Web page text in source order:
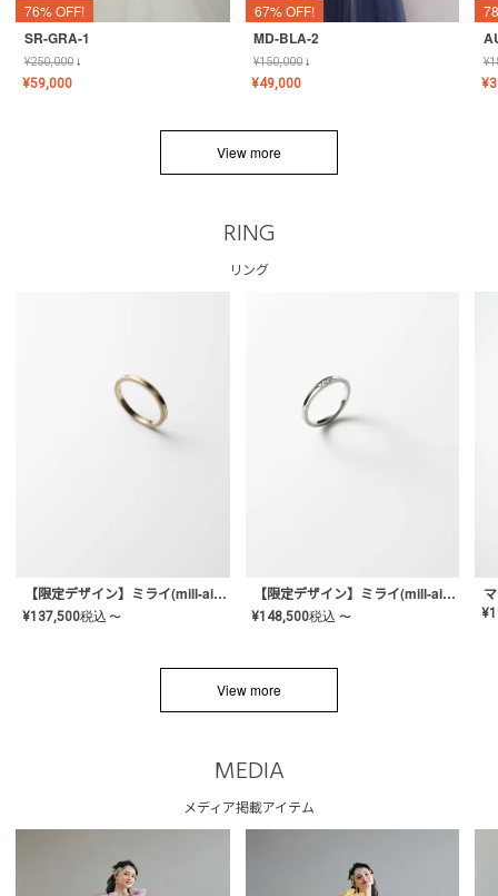
76% OFF!
SR-GRA-1
¥250,000↓
¥59,000
67% OFF!
MD-BLA-2
¥150,000↓
¥49,000
¥
¥
View more
RING
リング
【限定デザイン】ミライ(mill-ai)リング
¥137,500税込 〜
【限定デザイン】ミライ(mill-ai)リング
¥148,500税込 〜 ¥
View more
MEDIA
メディア掲載アイテム